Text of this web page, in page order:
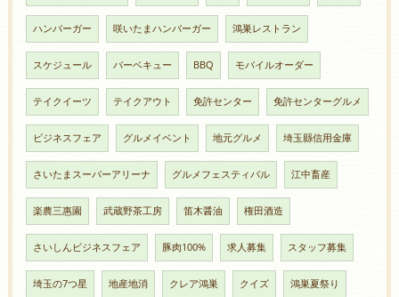
ハンバーガー 咲いたまハンバーガー 鴻巣レストラン
スケジュール バーベキュー BBQ モバイルオーダー
テイクイーツ テイクアウト 免許センター 免許センターグルメ
ビジネスフェア グルメイベント 地元グルメ 埼玉縣信用金庫
さいたまスーパーアリーナ グルメフェスティバル 江中畜産
楽農三惠園 武蔵野茶工房 笛木醤油 権田酒造
さいしんビジネスフェア 豚肉100% 求人募集 スタッフ募集
埼玉の7つ星 地産地消 クレア鴻巣 クイズ 鴻巣夏祭り